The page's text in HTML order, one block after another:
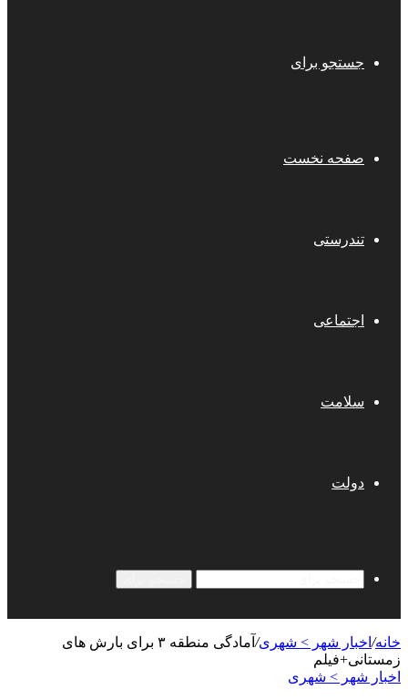
جستجو برای
صفحه نخست
تندرستی
اجتماعی
سلامت
دولت
خانه/ اخبار شهر > شهری/
آمادگی منطقه ۳ برای بارش های
زمستانی+فیلم
اخبار شهر > شهری